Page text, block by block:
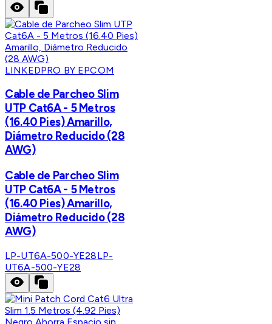
LINKEDPRO BY EPCOM
Cable de Parcheo Slim
UTP Cat6A - 5 Metros
(16.40 Pies) Amarillo,
Diámetro Reducido (28
AWG)
Cable de Parcheo Slim
UTP Cat6A - 5 Metros
(16.40 Pies) Amarillo,
Diámetro Reducido (28
AWG)
LP-UT6A-500-YE28LP-
UT6A-500-YE28